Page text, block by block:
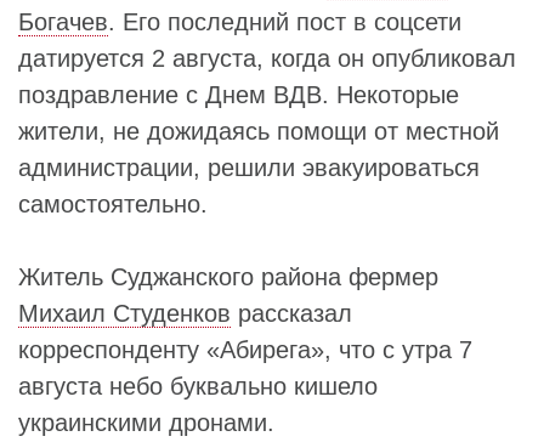
Богачев. Его последний пост в соцсети
датируется 2 августа, когда он опубликовал
поздравление с Днем ВДВ. Некоторые
жители, не дожидаясь помощи от местной
администрации, решили эвакуироваться
самостоятельно.
Житель Суджанского района фермер
Михаил Студенков рассказал
корреспонденту «Абирега», что с утра 7
августа небо буквально кишело
украинскими дронами.